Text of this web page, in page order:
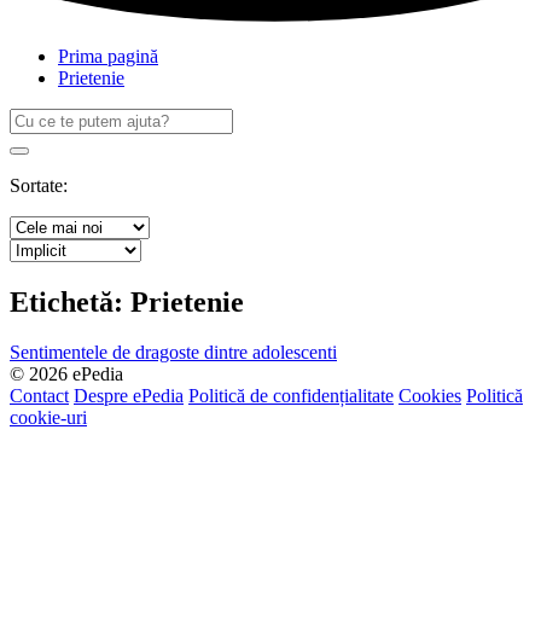
Prima pagină
Prietenie
Caută
după:
Search
Sortate:
Etichetă: Prietenie
Sentimentele de dragoste dintre adolescenti
© 2026 ePedia
Contact Despre ePedia Politică de confidențialitate Cookies Politică
cookie-uri